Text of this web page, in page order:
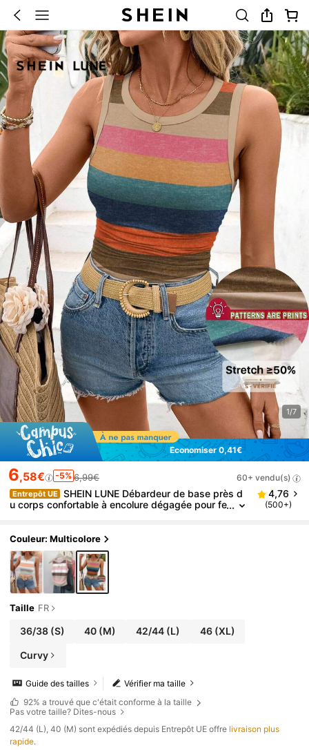
1/7
Économiser 0,41€
6,58€ -5% 6,99€ 60+ vendu(s)
Entrepôt UE
SHEIN LUNE Débardeur de base près d
u corps confortable à encolure dégagée pour fe
4,76
(500+)
Couleur: Multicolore
Taille FR
36/38(S) 40 (M) 42/44(L) 46(XL)
Curvy
Vérifier ma taille
Guide des tailles
92% a trouvé que c'était conforme à la taille
Pas votre taille? Dites-nous
​42/44 (L), 40 (M) sont expédiés depuis Entrepôt UE offre livraison plus
rapide.